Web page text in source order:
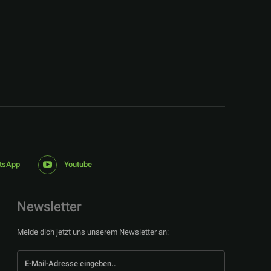
Youtube
Newsletter
Melde dich jetzt uns unserem Newsletter an: